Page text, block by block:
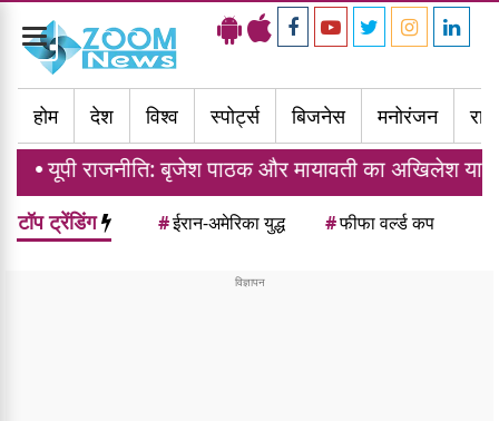
Toggle
navigation
होम
देश विश्व स्पोर्ट्स बिजनेस मनोरंजन
बृजेश पाठक और मायावती का अखिलेश यादव पर बड़ा हमला,
टॉप ट्रेंडिंग #ईरान-अमेरिका युद्ध #फीफा वर्ल्ड कप